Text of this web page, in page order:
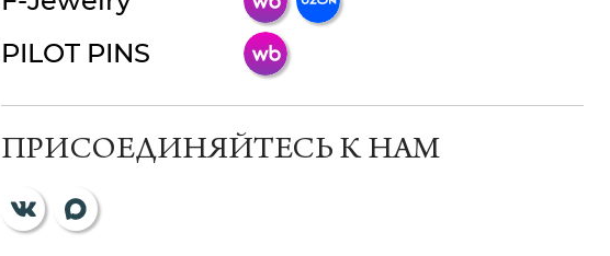
PILOT PINS
ПРИСОЕДИНЯЙТЕСЬ К НАМ
мессенджер!